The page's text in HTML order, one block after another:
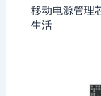
移动电源管理
生活